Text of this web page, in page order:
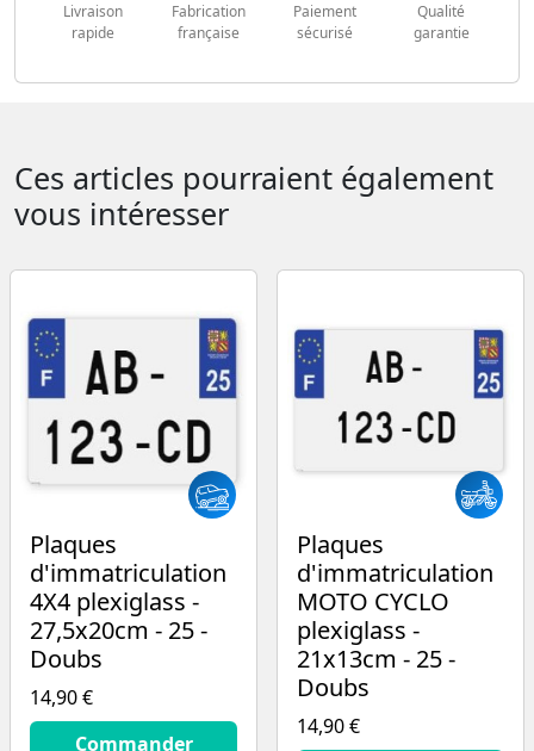
Livraison
rapide
Fabrication
française
Paiement
sécurisé
Qualité
garantie
Ces articles pourraient également
vous intéresser
Plaques
d'immatriculation
4X4 plexiglass -
27,5x20cm - 25 -
Doubs
14,90 €
14.9
€Commander
Plaques
d'immatriculation
MOTO CYCLO
plexiglass -
21x13cm - 25 -
Doubs
14,90 €